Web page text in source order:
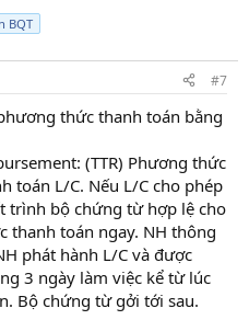
BQT
#7
thức thanh toán bằng
(TTR) Phương thức
toán L/C. Nếu L/C cho phép
trình bộ chứng từ hợp lệ cho
thanh toán ngay. NH thông
phát hành L/C và được
3 ngày làm việc kể từ lúc
Bộ chứng từ gởi tới sau.